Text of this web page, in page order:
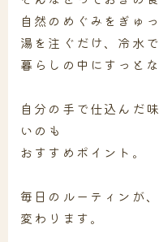
自然のめぐみをぎゅ
湯を注ぐだけ、冷水
暮らしの中にすっとな
自分の手で仕込んだ
いのも
おすすめポイント。
毎日のルーティンが
変わります。